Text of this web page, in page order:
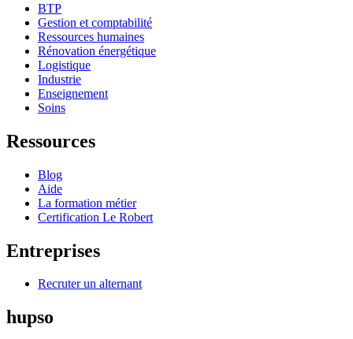
BTP
Gestion et comptabilité
Ressources humaines
Rénovation énergétique
Logistique
Industrie
Enseignement
Soins
Ressources
Blog
Aide
La formation métier
Certification Le Robert
Entreprises
Recruter un alternant
hupso